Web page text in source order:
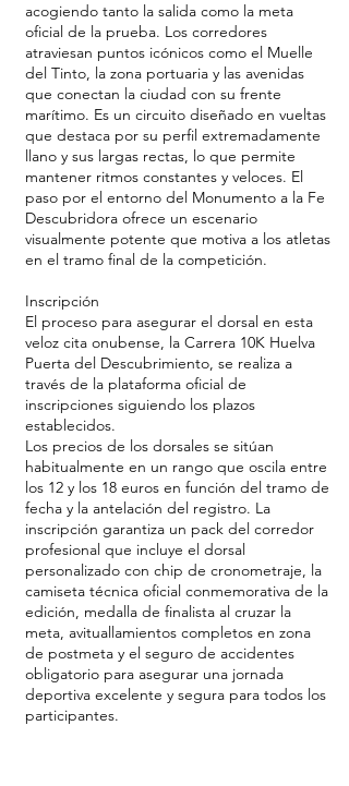
acogiendo tanto la salida como la meta
oficial de la prueba. Los corredores
atraviesan puntos icónicos como el Muelle
del Tinto, la zona portuaria y las avenidas
que conectan la ciudad con su frente
marítimo. Es un circuito diseñado en vueltas
que destaca por su perfil extremadamente
llano y sus largas rectas, lo que permite
mantener ritmos constantes y veloces. El
paso por el entorno del Monumento a la Fe
Descubridora ofrece un escenario
visualmente potente que motiva a los atletas
en el tramo final de la competición.
Inscripción
El proceso para asegurar el dorsal en esta
veloz cita onubense, la Carrera 10K Huelva
Puerta del Descubrimiento, se realiza a
través de la plataforma oficial de
inscripciones siguiendo los plazos
establecidos.
Los precios de los dorsales se sitúan
habitualmente en un rango que oscila entre
los 12 y los 18 euros en función del tramo de
fecha y la antelación del registro. La
inscripción garantiza un pack del corredor
profesional que incluye el dorsal
personalizado con chip de cronometraje, la
camiseta técnica oficial conmemorativa de la
edición, medalla de finalista al cruzar la
meta, avituallamientos completos en zona
de postmeta y el seguro de accidentes
obligatorio para asegurar una jornada
deportiva excelente y segura para todos los
participantes.